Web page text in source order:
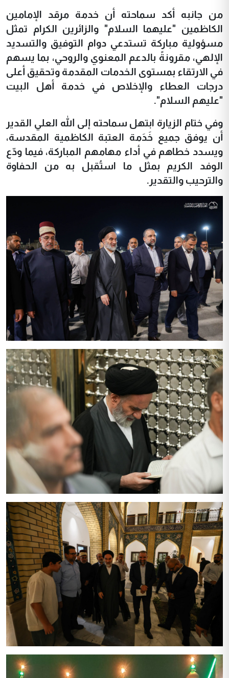
من جانبه أكد سماحته أن خدمة مرقد الإمامين
الكاظمين "عليهما السلام" والزائرين الكرام تمثل
مسؤولية مباركة تستدعي دوام التوفيق والتسديد
الإلهي، مقرونةً بالدعم المعنوي والروحي، بما يسهم
في الارتقاء بمستوى الخدمات المقدمة وتحقيق أعلى
درجات العطاء والإخلاص في خدمة أهل البيت
"عليهم السلام".
وفي ختام الزيارة ابتهل سماحته إلى الله العلي القدير
أن يوفق جميع خَدَمة العتبة الكاظمية المقدسة،
ويسدد خطاهم في أداء مهامهم المباركة، فيما ودّع
الوفد الكريم بمثل ما استُقبل به من الحفاوة
والترحيب والتقدير.